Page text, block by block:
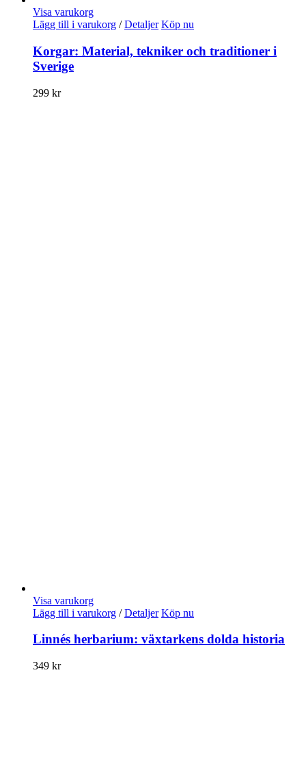
Visa varukorg
Lägg till i varukorg / Detaljer Köp nu
Korgar: Material, tekniker och traditioner i
Sverige
299 kr
Visa varukorg
Lägg till i varukorg / Detaljer Köp nu
Linnés herbarium: växtarkens dolda historia
349 kr